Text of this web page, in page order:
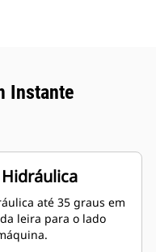
Instante
até 35 graus em
leira para o lado